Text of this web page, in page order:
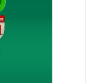
لمساعدتهم على
المزراع بتوريد
والمعايير التي
وأكد د. صلاح
توقيع بروتوكول